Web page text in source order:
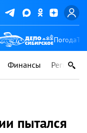
Погода
Финансы Регионы
пытался